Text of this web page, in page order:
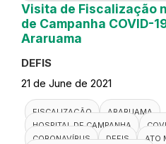
Visita de Fiscalização
de Campanha COVID-
Araruama
DEFIS
21 de June de 2021
FISCALIZAÇÃO
ARARUAMA
HOSPITAL DE CAMPANHA
CORONAVÍRUS
DEFIS
ATO